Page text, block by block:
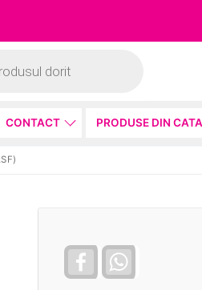
CONTACT PRODUSE DIN
Facebook